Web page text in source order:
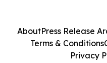
AboutPress Release
Terms & Conditions
Privacy